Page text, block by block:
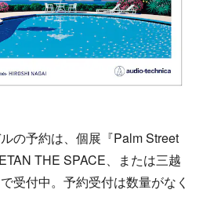
の予約は、個展『Palm Street
THE SPACE、または三越
受付中。予約受付は数量がなく